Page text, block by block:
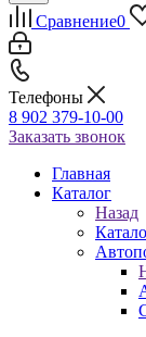
Сравнение0
Телефоны
8 902 379-10-00
Заказать звонок
Главная
Каталог
Назад